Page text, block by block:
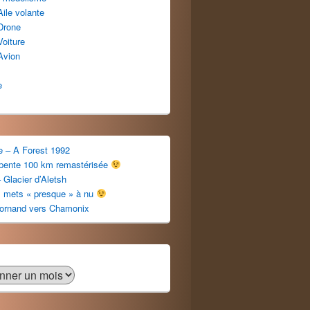
volante
– A Forest 1992
100 km remastérisée
d’Aletsh
mets « presque » à nu
vers Chamonix